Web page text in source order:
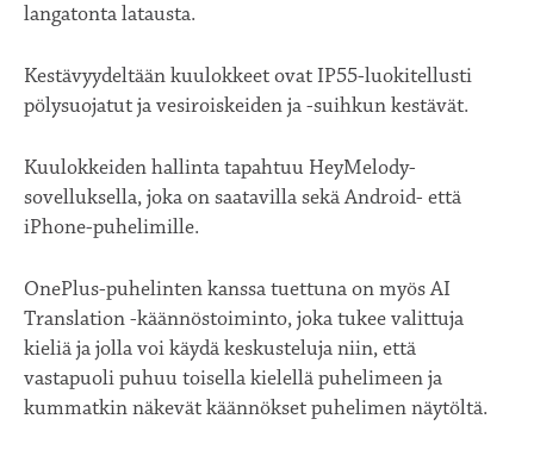
langatonta latausta.
Kestävyydeltään kuulokkeet ovat IP55-luokitellusti
pölysuojatut ja vesiroiskeiden ja -suihkun kestävät.
Kuulokkeiden hallinta tapahtuu HeyMelody-
sovelluksella, joka on saatavilla sekä Android- että
iPhone-puhelimille.
OnePlus-puhelinten kanssa tuettuna on myös AI
Translation -käännöstoiminto, joka tukee valittuja
kieliä ja jolla voi käydä keskusteluja niin, että
vastapuoli puhuu toisella kielellä puhelimeen ja
kummatkin näkevät käännökset puhelimen näytöltä.